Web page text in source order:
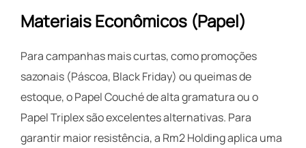
Materiais Econômicos (Papel)
Para campanhas mais curtas, como promoções
sazonais (Páscoa, Black Friday) ou queimas de
estoque, o Papel Couché de alta gramatura ou o
Papel Triplex são excelentes alternativas. Para
garantir maior resistência, a Rm2 Holding aplica uma